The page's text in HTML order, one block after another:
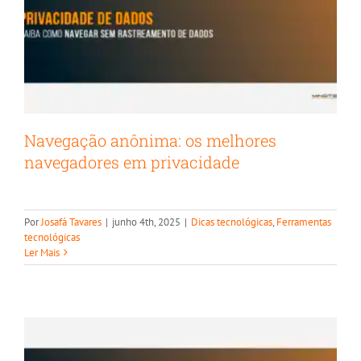
Navegação anônima: os melhores
navegadores em privacidade
PorJosafá Tavares | junho 4th, 2025 | Dicas tecnológicas, Ferramentas
tecnológicas
Ler Mais
5 tendências de ferramentas para
profissionais de ciência de dados
Análise de Dados